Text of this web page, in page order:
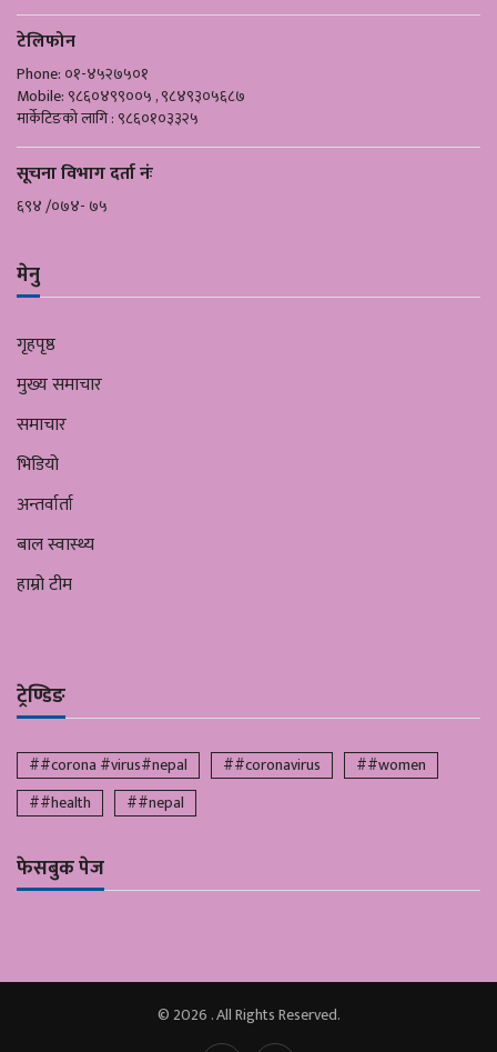
टेलिफोन
Phone: ०१-४५२७५०१
Mobile: ९८६०४९९००५ , ९८४९३०५६८७
मार्केटिङको लागि : ९८६०१०३३२५
सूचना विभाग दर्ता नंः
६९४ /०७४- ७५
मेनु
गृहपृष्ठ
मुख्य समाचार
समाचार
भिडियो
अन्तर्वार्ता
बाल स्वास्थ्य
हाम्रो टीम
ट्रेण्डिङ
##corona #virus#nepal ##coronavirus
##women
##health
##nepal
फेसबुक पेज
© 2026 . All Rights Reserved.